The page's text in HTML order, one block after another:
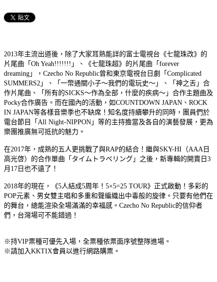
2013年主流出道後，除了大家耳熟能詳的富士電視台《七龍珠改》的
片尾曲「Oh Yeah!!!!!!!」、《七龍珠超》的片尾曲「forever
dreaming」，Czecho No Republic曾和東京電視台日劇「Complicated
SUMMERS2」、「一幣通關小子～我們的電玩史～」、「神之舌」合
作片尾曲、「所有的SICKS～作為全部，什麼的疾病～」合作主題曲及
Pocky合作廣告。而在國內的活動，如COUNTDOWN JAPAN、ROCK
IN JAPAN等各樣音樂季也不缺席！知名度持續攀升的同時，團員們於
電台節目「All Night-NIPPON」等的主持擔當及各自的演藝發展，更為
樂團推廣無可抵抗的魅力。
在2017年，成熟的五人更挑戰了與RAP的結合！繼與SKY-HI（AAA日
高光啓）的合作單曲「タイムトラベリング」之後，新專輯的開賣日3
月17日也不遠了！
2018年的現在，《5人結成5周年！5×5=25 TOUR》正式啟動！多彩的
POP元素、男女雙主唱和多重和聲編織出中毒般的旋律。只要有他們在
的舞台，總能渲染全場滿滿的幸福感。Czecho No Republic的信仰者
們，台灣場可不能錯過！
※持VIP票種可優先入場，全票種依票面序號整隊進場。
※請加入KKTIX會員以進行網路購票。